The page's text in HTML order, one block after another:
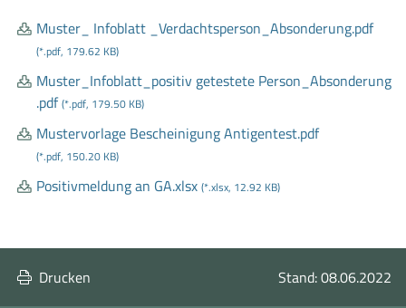
Muster _ Infoblatt _Verdachtsperson _Absonderung.pdf
(*.pdf, 179.62 KB)
Muster _Infoblatt _positiv getestete Person _Absonderung
.pdf (*.pdf, 179.50 KB)
Mustervorlage Bescheinigung Antigentest.pdf
(*.pdf, 150.20 KB)
Positivmeldung an GA.xlsx (*.xlsx, 12.92 KB)
Drucken Stand: 08.06.2022